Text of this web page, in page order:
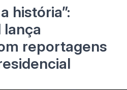
história”:
lança
reportagens